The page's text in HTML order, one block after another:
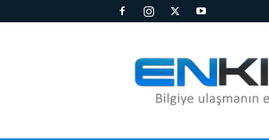
Kısa